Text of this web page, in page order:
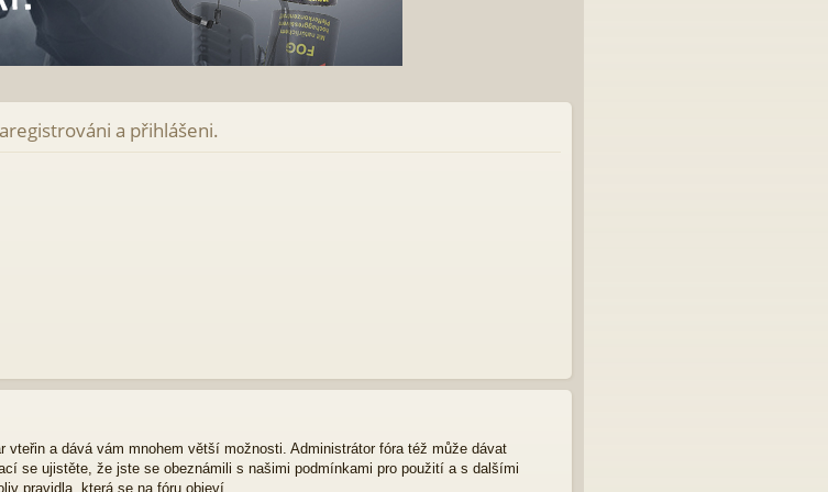
a přihlášeni.
a dává vám mnohem větší možnosti. Administrátor fóra též může dávat
se ujistěte, že jste se obeznámili s našimi podmínkami pro použití a s dalšími
pravidla, která se na fóru objeví.